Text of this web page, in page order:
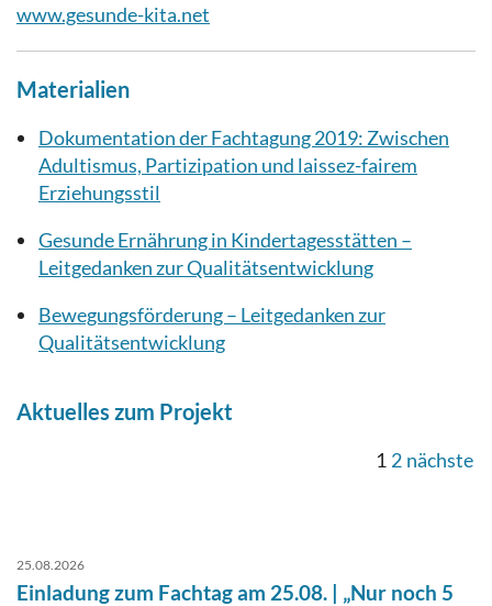
www.gesunde-kita.net
Materialien
Dokumentation der Fachtagung 2019: Zwischen
Adultismus, Partizipation und laissez-fairem
Erziehungsstil
Gesunde Ernährung in Kindertagesstätten –
Leitgedanken zur Qualitätsentwicklung
Bewegungsförderung – Leitgedanken zur
Qualitätsentwicklung
Aktuelles zum Projekt
1 2 nächste
25.08.2026
Einladung zum Fachtag am 25.08. | „Nur noch 5